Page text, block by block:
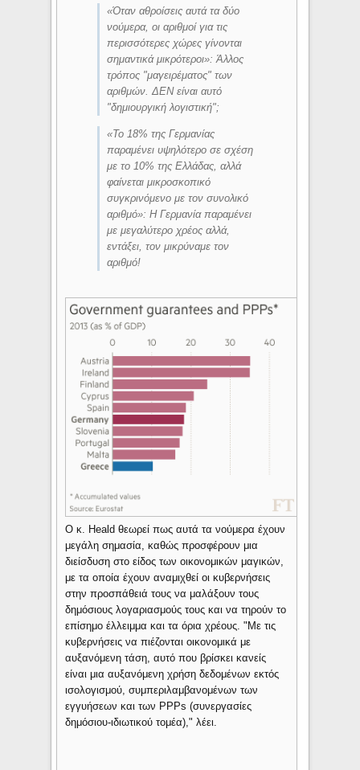
«Όταν αθροίσεις αυτά τα δύο
νούμερα, οι αριθμοί για τις
περισσότερες χώρες γίνονται
σημαντικά μικρότεροι»: Άλλος
τρόπος "μαγειρέματος" των
αριθμών. ΔΕΝ είναι αυτό
"δημιουργική λογιστική";
«Το 18% της Γερμανίας
παραμένει υψηλότερο σε σχέση
με το 10% της Ελλάδας, αλλά
φαίνεται μικροσκοπικό
συγκρινόμενο με τον συνολικό
αριθμό»: Η Γερμανία παραμένει
με μεγαλύτερο χρέος αλλά,
εντάξει, τον μικρύναμε τον
αριθμό!
Ο κ. Heald θεωρεί πως αυτά τα νούμερα έχουν
μεγάλη σημασία, καθώς προσφέρουν μια
διείσδυση στο είδος των οικονομικών μαγικών,
με τα οποία έχουν αναμιχθεί οι κυβερνήσεις
στην προσπάθειά τους να μαλάξουν τους
δημόσιους λογαριασμούς τους και να τηρούν το
επίσημο έλλειμμα και τα όρια χρέους. "Με τις
κυβερνήσεις να πιέζονται οικονομικά με
αυξανόμενη τάση, αυτό που βρίσκει κανείς
είναι μια αυξανόμενη χρήση δεδομένων εκτός
ισολογισμού, συμπεριλαμβανομένων των
εγγυήσεων και των PPPs (συνεργασίες
δημόσιου-ιδιωτικού τομέα)," λέει.